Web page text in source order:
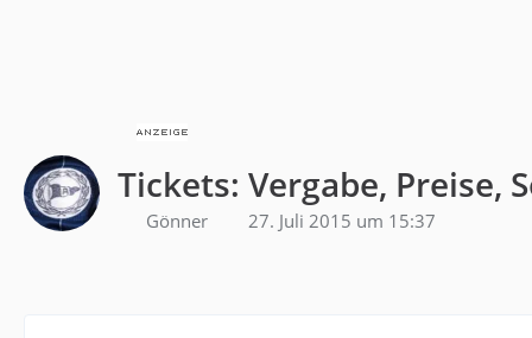
Tickets: Vergabe, Preise,
Gönner 27. Juli 2015 um 15:37